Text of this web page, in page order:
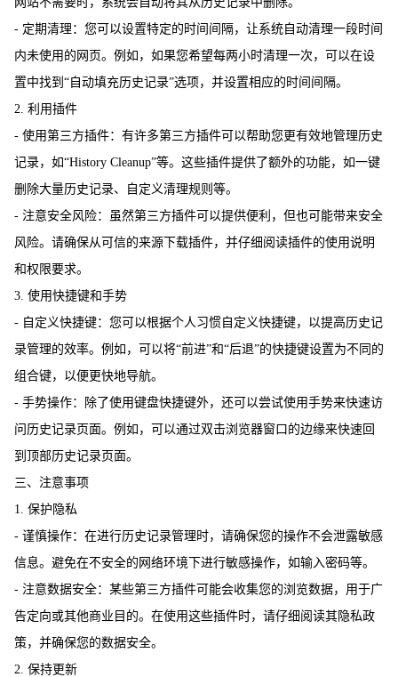
- 定期清理：您可以设置特定的时间间隔，让系统自动清理一段时间
内未使用的网页。例如，如果您希望每两小时清理一次，可以在设
置中找到“自动填充历史记录”选项，并设置相应的时间间隔。
2. 利用插件
- 使用第三方插件：有许多第三方插件可以帮助您更有效地管理历史
记录，如“History Cleanup”等。这些插件提供了额外的功能，如一键
删除大量历史记录、自定义清理规则等。
- 注意安全风险：虽然第三方插件可以提供便利，但也可能带来安全
风险。请确保从可信的来源下载插件，并仔细阅读插件的使用说明
和权限要求。
3. 使用快捷键和手势
- 自定义快捷键：您可以根据个人习惯自定义快捷键，以提高历史记
录管理的效率。例如，可以将“前进”和“后退”的快捷键设置为不同的
组合键，以便更快地导航。
- 手势操作：除了使用键盘快捷键外，还可以尝试使用手势来快速访
问历史记录页面。例如，可以通过双击浏览器窗口的边缘来快速回
到顶部历史记录页面。
三、注意事项
1. 保护隐私
- 谨慎操作：在进行历史记录管理时，请确保您的操作不会泄露敏感
信息。避免在不安全的网络环境下进行敏感操作，如输入密码等。
- 注意数据安全：某些第三方插件可能会收集您的浏览数据，用于广
告定向或其他商业目的。在使用这些插件时，请仔细阅读其隐私政
策，并确保您的数据安全。
2. 保持更新